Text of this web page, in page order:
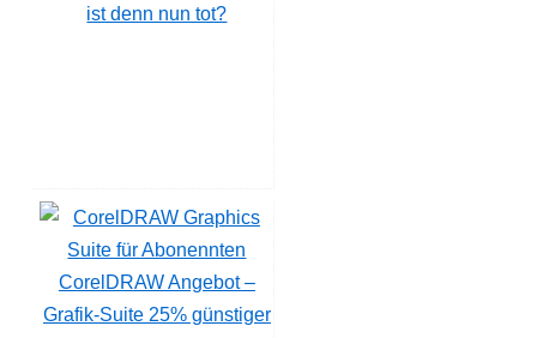
ist denn nun tot?
CorelDRAW Angebot –
Grafik-Suite 25% günstiger